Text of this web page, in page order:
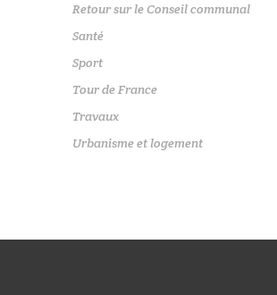
Retour sur le Conseil communal
Santé
Sport
Tour de France
Travaux
Urbanisme et logement